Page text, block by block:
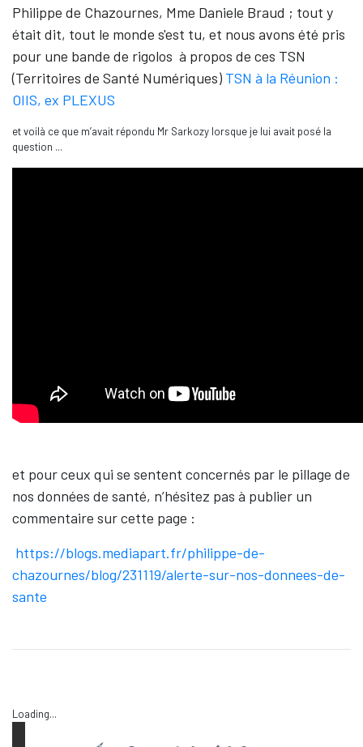
Philippe de Chazournes, Mme Daniele Braud ; tout y
était dit, tout le monde s'est tu, et nous avons été pris
pour une bande de rigolos à propos de ces TSN
(Territoires de Santé Numériques) TSN à la Réunion :
OIIS, ex PLEXUS
et voilà ce que m’avait répondu Mr Sarkozy lorsque je lui avait posé la
question ...
et pour ceux qui se sentent concernés par le pillage de
nos données de santé, n’hésitez pas à publier un
commentaire sur cette page :
https://blogs.mediapart.fr/philippe-de-
chazournes/blog/231119/alerte-sur-nos-donnees-de-
sante
Loading...